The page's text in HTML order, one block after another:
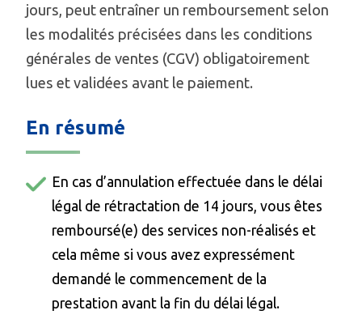
jours, peut entraîner un remboursement selon
les modalités précisées dans les conditions
générales de ventes (CGV) obligatoirement
lues et validées avant le paiement.
En résumé
En cas d’annulation effectuée dans le délai
légal de rétractation de 14 jours, vous êtes
remboursé(e) des services non-réalisés et
cela même si vous avez expressément
demandé le commencement de la
prestation avant la fin du délai légal.